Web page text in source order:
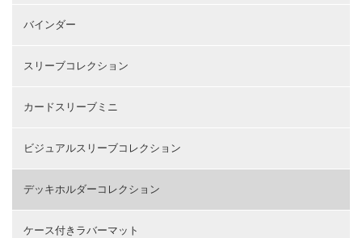
バインダー
スリーブコレクション
カードスリーブミニ
ビジュアルスリーブコレクション
デッキホルダーコレクション
ケース付きラバーマット